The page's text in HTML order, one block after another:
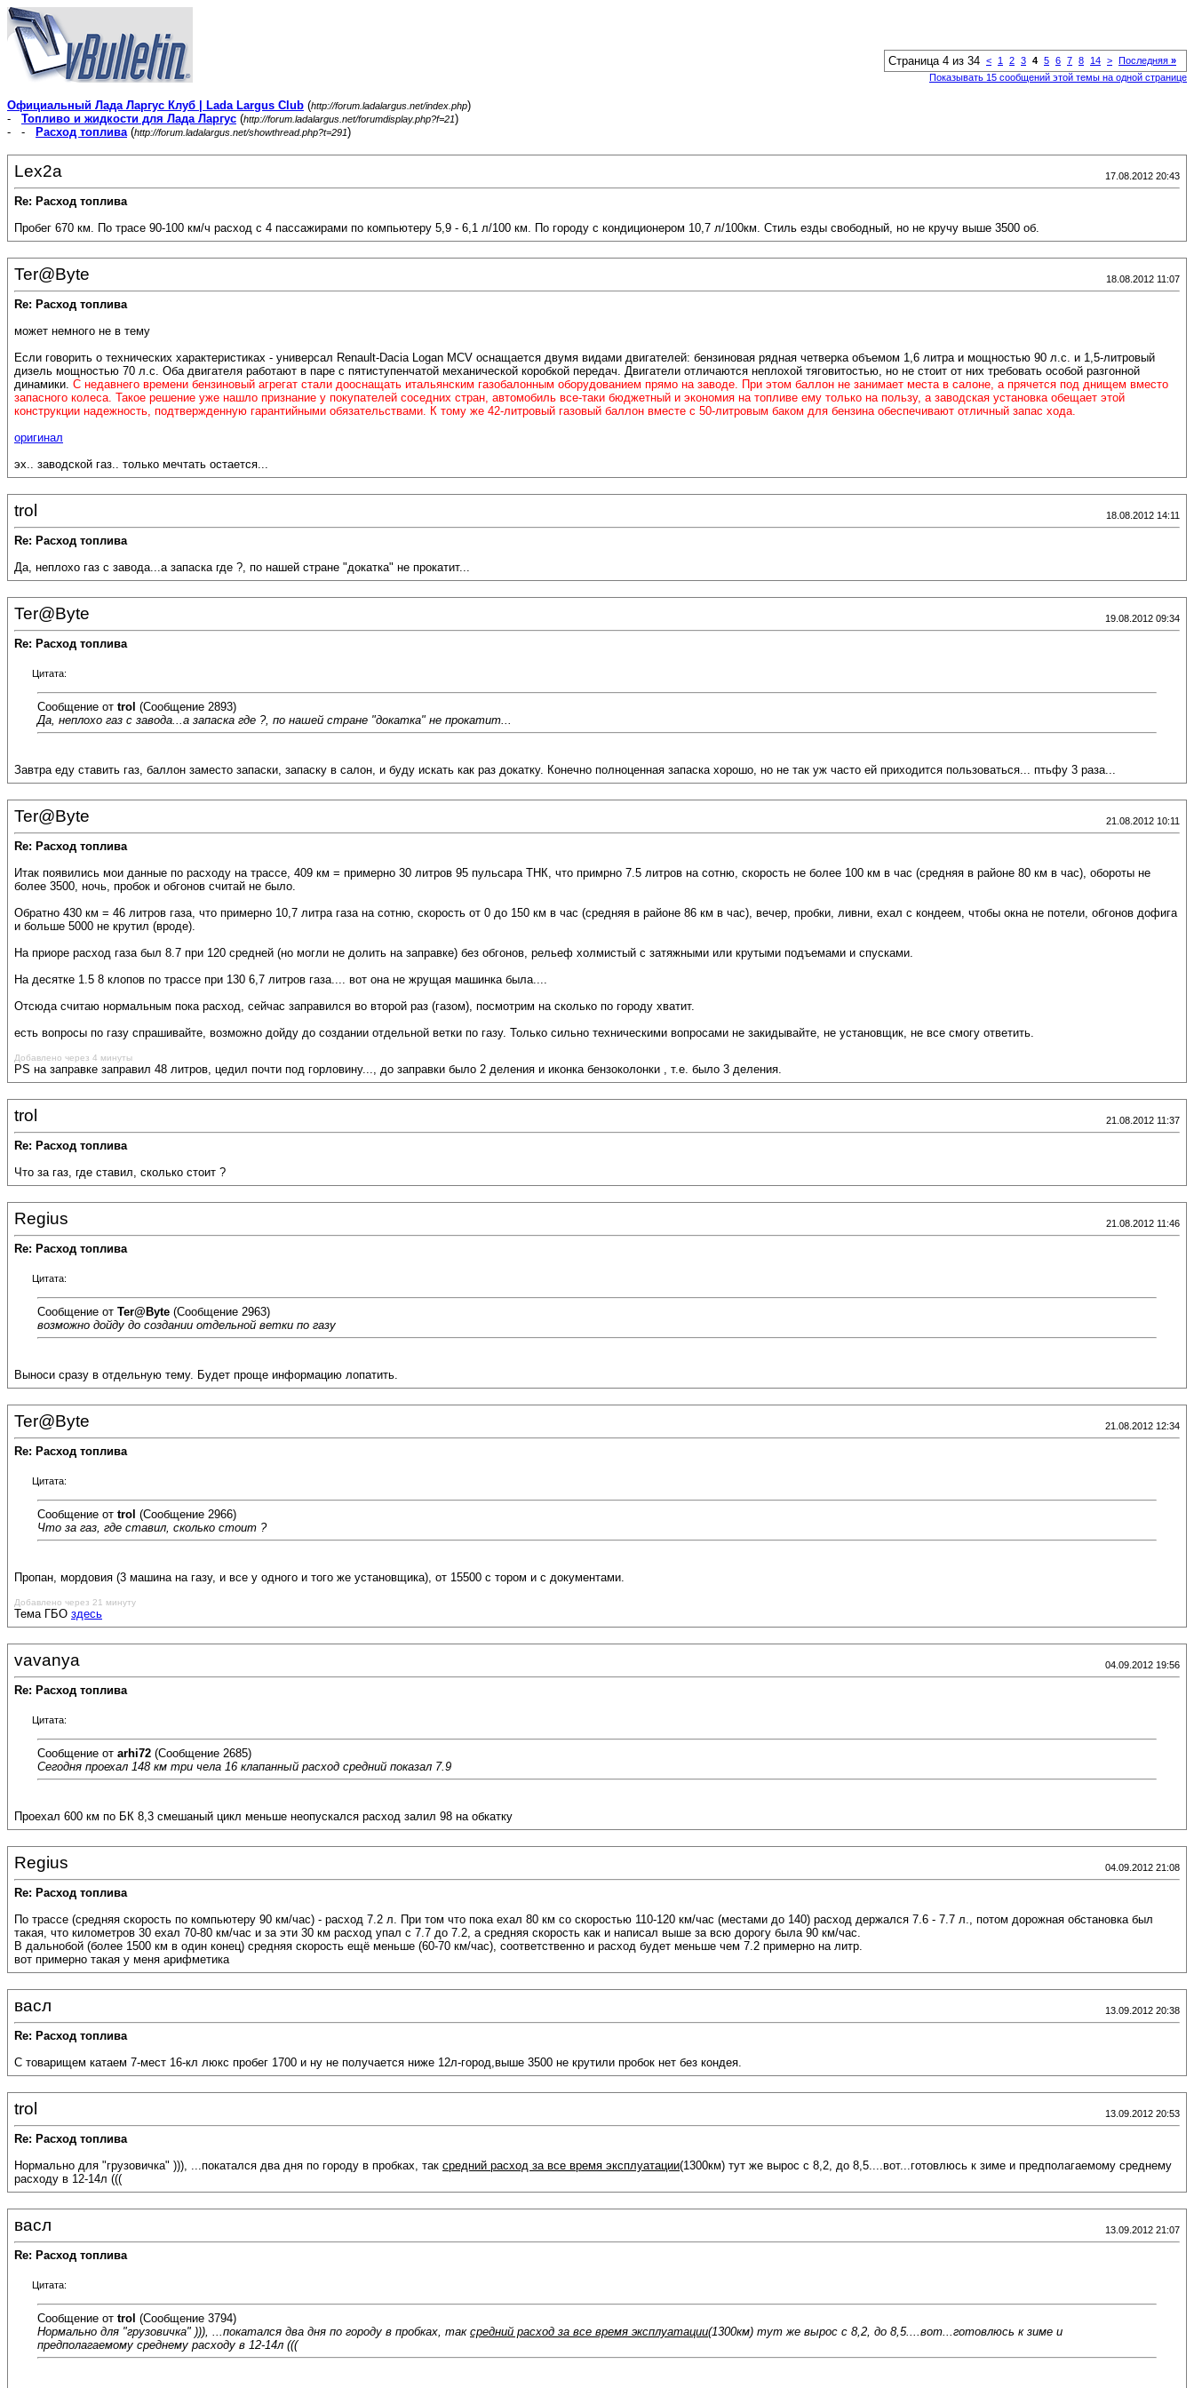
Страница 4 из 34 < 1 2 3 4 5 6 7 8 14 > Последняя »
Показывать 15 сообщений этой темы на одной странице
Официальный Лада Ларгус Клуб | Lada Largus Club (http://forum.ladalargus.net/index.php)
- Топливо и жидкости для Лада Ларгус (http://forum.ladalargus.net/forumdisplay.php?f=21)
- -
Расход топлива(http://forum.ladalargus.net/showthread.php?t=291)
Lex2a 17.08.2012 20:43
Re: Расход топлива
Пробег 670 км. По трасе 90-100 км/ч расход с 4 пассажирами по компьютеру 5,9 - 6,1 л/100 км. По городу с кондиционером 10,7 л/100км. Стиль езды свободный, но не кручу выше 3500 об.
Ter@Byte 18.08.2012 11:07
Re: Расход топлива
может немного не в тему
Если говорить о технических характеристиках - универсал Renault-Dacia Logan MCV оснащается двумя видами двигателей: бензиновая рядная четверка объемом 1,6 литра и мощностью 90 л.с. и 1,5-литровый
дизель мощностью 70 л.с. Оба двигателя работают в паре с пятиступенчатой механической коробкой передач. Двигатели отличаются неплохой тяговитостью, но не стоит от них требовать особой разгонной
динамики. C недавнего времени бензиновый агрегат стали дооснащать итальянским газобалонным оборудованием прямо на заводе. При этом баллон не занимает места в салоне, а прячется под днищем вместо
запасного колеса. Такое решение уже нашло признание у покупателей соседних стран, автомобиль все-таки бюджетный и экономия на топливе ему только на пользу, а заводская установка обещает этой
конструкции надежность, подтвержденную гарантийными обязательствами. К тому же 42-литровый газовый баллон вместе с 50-литровым баком для бензина обеспечивают отличный запас хода.
оригинал
эх.. заводской газ.. только мечтать остается...
trol 18.08.2012 14:11
Re: Расход топлива
Да, неплохо газ с завода...а запаска где ?, по нашей стране "докатка" не прокатит...
Ter@Byte 19.08.2012 09:34
Re: Расход топлива
Цитата:
Сообщение от trol (Сообщение 2893)
Да, неплохо газ с завода...а запаска где ?, по нашей стране "докатка" не прокатит...
Завтра еду ставить газ, баллон заместо запаски, запаску в салон, и буду искать как раз докатку. Конечно полноценная запаска хорошо, но не так уж часто ей приходится пользоваться... птьфу 3 раза...
Ter@Byte 21.08.2012 10:11
Re: Расход топлива
Итак появились мои данные по расходу на трассе, 409 км = примерно 30 литров 95 пульсара ТНК, что примрно 7.5 литров на сотню, скорость не более 100 км в час (средняя в районе 80 км в час), обороты не
более 3500, ночь, пробок и обгонов считай не было.
Обратно 430 км = 46 литров газа, что примерно 10,7 литра газа на сотню, скорость от 0 до 150 км в час (средняя в районе 86 км в час), вечер, пробки, ливни, ехал с кондеем, чтобы окна не потели, обгонов дофига
и больше 5000 не крутил (вроде).
На приоре расход газа был 8.7 при 120 средней (но могли не долить на заправке) без обгонов, рельеф холмистый с затяжными или крутыми подъемами и спусками.
На десятке 1.5 8 клопов по трассе при 130 6,7 литров газа.... вот она не жрущая машинка была....
Отсюда считаю нормальным пока расход, сейчас заправился во второй раз (газом), посмотрим на сколько по городу хватит.
есть вопросы по газу спрашивайте, возможно дойду до создании отдельной ветки по газу. Только сильно техническими вопросами не закидывайте, не установщик, не все смогу ответить.
Добавлено через 4 минуты
PS на заправке заправил 48 литров, цедил почти под горловину..., до заправки было 2 деления и иконка бензоколонки , т.е. было 3 деления.
trol 21.08.2012 11:37
Re: Расход топлива
Что за газ, где ставил, сколько стоит ?
Regius 21.08.2012 11:46
Re: Расход топлива
Цитата:
Сообщение от Ter@Byte (Сообщение 2963)
возможно дойду до создании отдельной ветки по газу
Выноси сразу в отдельную тему. Будет проще информацию лопатить.
Ter@Byte 21.08.2012 12:34
Re: Расход топлива
Цитата:
Сообщение от trol (Сообщение 2966)
Что за газ, где ставил, сколько стоит ?
Пропан, мордовия (3 машина на газу, и все у одного и того же установщика), от 15500 с тором и с документами.
Добавлено через 21 минуту
Тема ГБО здесь
vavanya 04.09.2012 19:56
Re: Расход топлива
Цитата:
Сообщение от arhi72 (Сообщение 2685)
Сегодня проехал 148 км три чела 16 клапанный расход средний показал 7.9
Проехал 600 км по БК 8,3 смешаный цикл меньше неопускался расход залил 98 на обкатку
Regius 04.09.2012 21:08
Re: Расход топлива
По трассе (средняя скорость по компьютеру 90 км/час) - расход 7.2 л. При том что пока ехал 80 км со скоростью 110-120 км/час (местами до 140) расход держался 7.6 - 7.7 л., потом дорожная обстановка был
такая, что километров 30 ехал 70-80 км/час и за эти 30 км расход упал с 7.7 до 7.2, а средняя скорость как и написал выше за всю дорогу была 90 км/час.
В дальнобой (более 1500 км в один конец) средняя скорость ещё меньше (60-70 км/час), соответственно и расход будет меньше чем 7.2 примерно на литр.
вот примерно такая у меня арифметика
васл 13.09.2012 20:38
Re: Расход топлива
С товарищем катаем 7-мест 16-кл люкс пробег 1700 и ну не получается ниже 12л-город,выше 3500 не крутили пробок нет без кондея.
trol 13.09.2012 20:53
Re: Расход топлива
Нормально для "грузовичка" ))), ...покатался два дня по городу в пробках, так средний расход за все время эксплуатации(1300км) тут же вырос с 8,2, до 8,5....вот...готовлюсь к зиме и предполагаемому среднему
расходу в 12-14л (((
васл 13.09.2012 21:07
Re: Расход топлива
Цитата:
Сообщение от trol (Сообщение 3794)
Нормально для "грузовичка" ))), ...покатался два дня по городу в пробках, так средний расход за все время эксплуатации(1300км) тут же вырос с 8,2, до 8,5....вот...готовлюсь к зиме и
предполагаемому среднему расходу в 12-14л (((